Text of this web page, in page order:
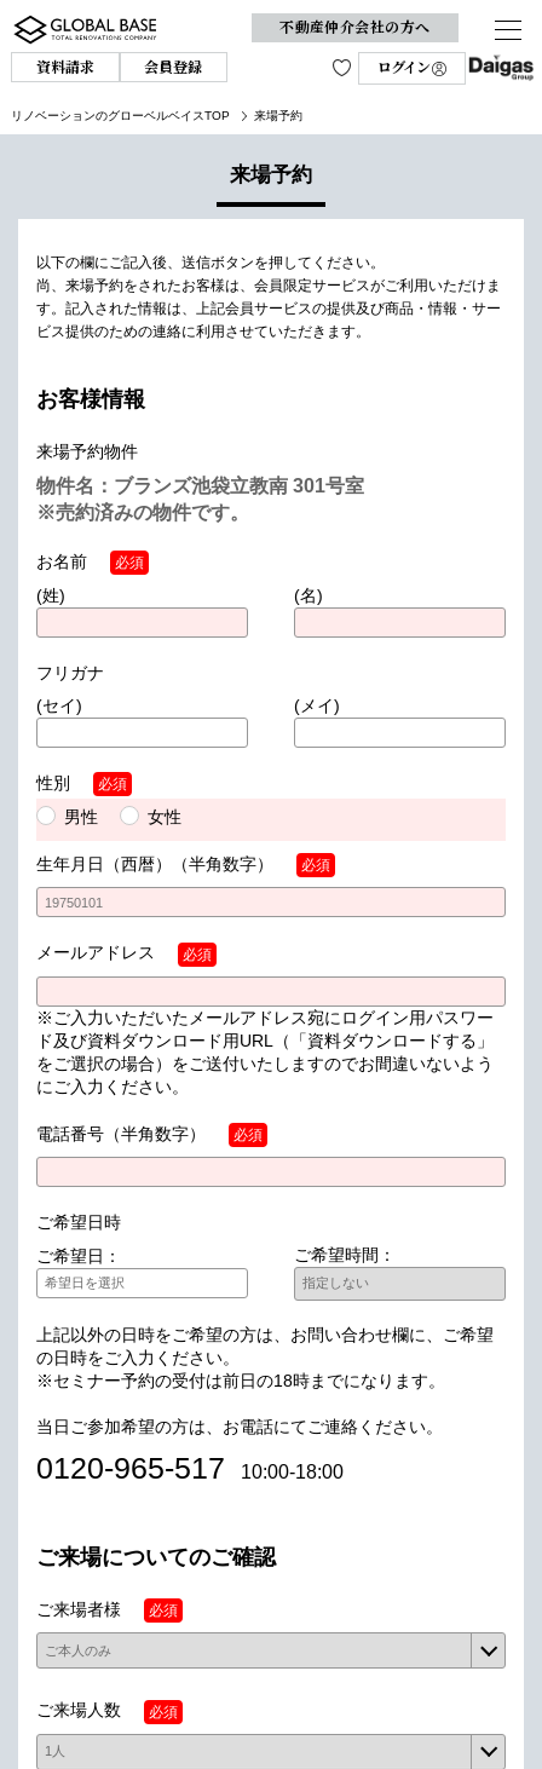
不動産仲介会社の方へ
資料請求
会員登録 ログイン
リノベーションのグローベルベイスTOP 来場予約
来場予約
以下の欄にご記入後、送信ボタンを押してください。
尚、来場予約をされたお客様は、会員限定サービスがご利用いただけま
す。 記入された情報は、上記会員サービスの提供及び商品・情報・サー
ビス提供のための連絡に利用させていただきます。
お客様情報
来場予約物件
物件名：ブランズ池袋立教南 301号室
※売約済みの物件です。
お名前 必須
(姓) (名)
フリガナ
(セイ)
(メイ)
性別 必須
男性 女性
生年月日（西暦） （半角数字） 必須
メールアドレス 必須
※ご入力いただいたメールアドレス宛にログイン用パスワー
ド及び資料ダウンロード用URL（「資料ダウンロードする」
をご選択の場合）をご送付いたしますのでお間違いないよう
にご入力ください。
電話番号 （半角数字） 必須
ご希望日時
ご希望日：
ご希望時間：
上記以外の日時をご希望の方は、お問い合わせ欄に、ご希望
の日時をご入力ください。
※セミナー予約の受付は前日の18時までになります。
当日ご参加希望の方は、お電話にてご連絡ください。
0120-965-517 10:00-18:00
ご来場についてのご確認
ご来場者様 必須
ご来場人数 必須